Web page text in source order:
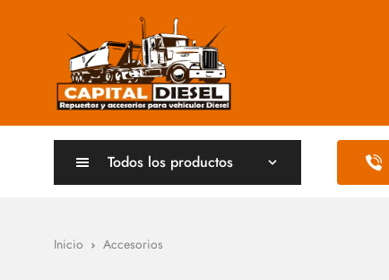
Todos los productos
Inicio Accesorios